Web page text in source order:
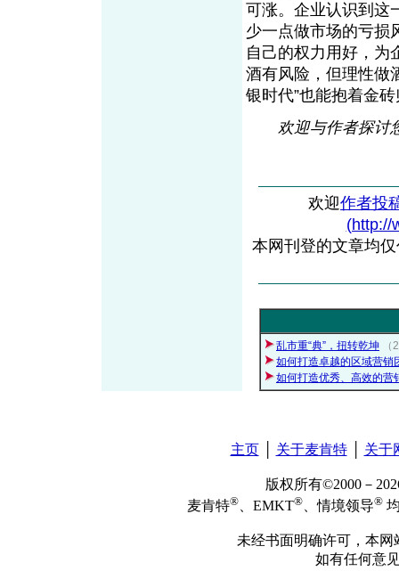
可涨。企业认识到这
少一点做市场的亏损
自己的权力用好，为
酒有风险，但理性做
银时代”也能抱着金
欢迎与作者探讨您
欢迎作者投
(http://
本网刊登的文章均
乱市重“典”，扭转乾坤
如何打造卓越的区域营销
如何打造优秀、高效的营
主页│ 关于麦肯特│ 关于
版权所有©2000－
麦肯特® 、EMKT® 、情境领导®
未经书面明确许可，本
如有任何意